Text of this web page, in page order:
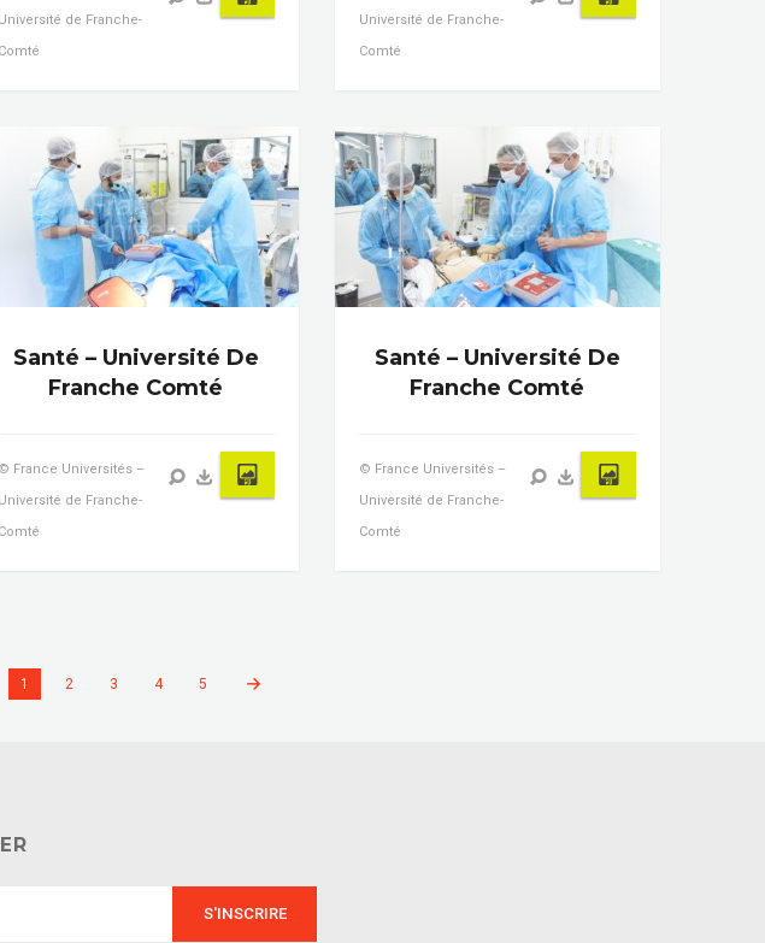
Université de Franche-
Comté
Université de Franche-
Comté
Santé – Université De
Franche Comté
© France Universités –
Université de Franche-
Comté
Santé – Université De
Franche Comté
© France Universités –
Université de Franche-
Comté
1 2 3 4 5